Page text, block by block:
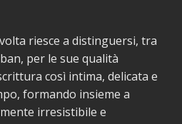
riesce a distinguersi, tra
per le sue qualità
così intima, delicata e
formando insieme a
irresistibile e